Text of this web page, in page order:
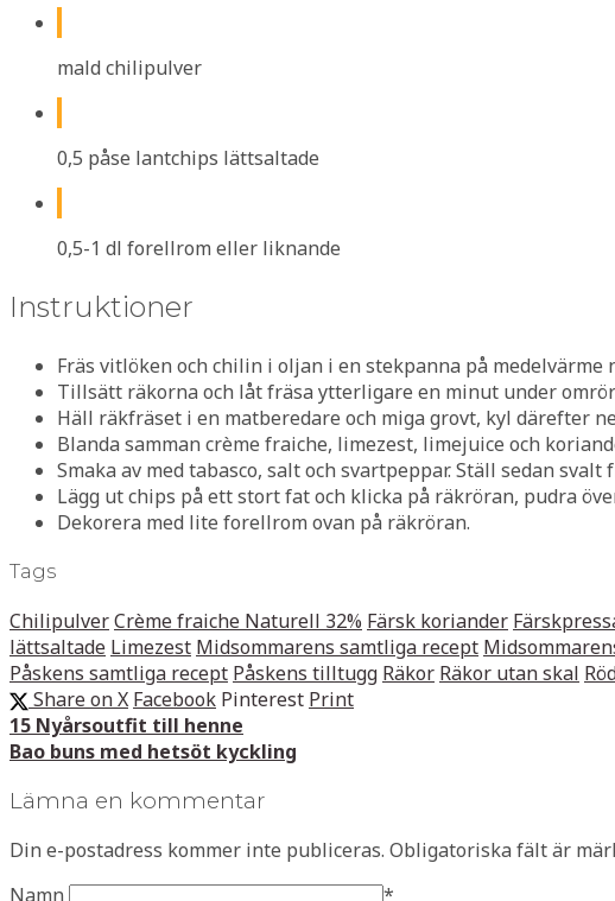
mald chilipulver
0,5 påse lantchips lättsaltade
0,5-1 dl forellrom eller liknande
Instruktioner
Fräs vitlöken och chilin i oljan i en stekpanna på
Tillsätt räkorna och låt fräsa ytterligare en minut under
Häll räkfräset i en matberedare och miga grovt, kyl därefter
Blanda samman crème fraiche, limezest, limejuice och
Smaka av med tabasco, salt och svartpeppar. Ställ sedan
Lägg ut chips på ett stort fat och klicka på räkröran, pudra
Dekorera med lite forellrom ovan på räkröran.
Tags
ChilipulverCrème fraiche Naturell 32% Färsk koriander
lättsaltade Limezest Midsommarens samtliga recept
Påskens samtliga recept Påskens tilltugg Räkor Räkor utan skal
Share on X Facebook Pinterest Print
15 Nyårsoutfit till henne
Bao buns med hetsöt kyckling
Lämna en kommentar
Din e-postadress kommer inte publiceras. Obligatoriska fält är
Namn
*